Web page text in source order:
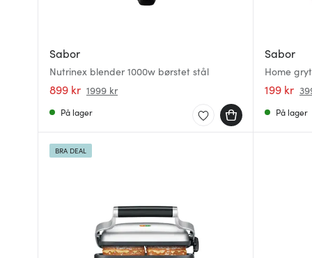
Sabor
Nutrinex blender 1000w børstet stål
899 kr 1999 kr
På lager
Sabor
Home
199 kr
På lager
BRA DEAL